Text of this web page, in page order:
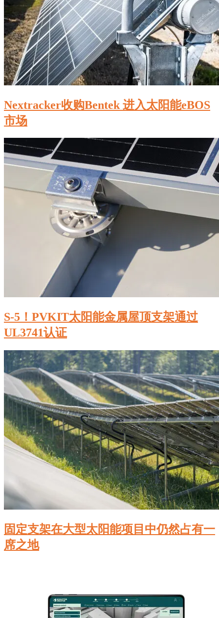
Nextracker收购Bentek 进入太阳能eBOS
市场
S-5！PVKIT太阳能金属屋顶支架通过
UL3741认证
固定支架在大型太阳能项目中仍然占有一
席之地